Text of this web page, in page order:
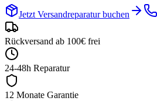
Jetzt Versandreparatur buchen
Rückversand ab 100€ frei
24-48h Reparatur
12 Monate Garantie